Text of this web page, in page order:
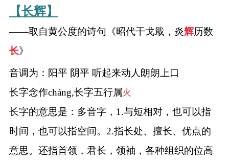
【长辉】
——取自黄公度的诗句《昭代干戈戢，炎辉历数
长》
音调为：阳平 阴平 听起来动人朗朗上口
长字念作cháng,长字五行属火
长字的意思是：多音字，1.与短相对，也可以指
时间，也可以指空间。2.指长处、擅长、优点的
意思。还指首领，君长，领袖，各种组织的位高